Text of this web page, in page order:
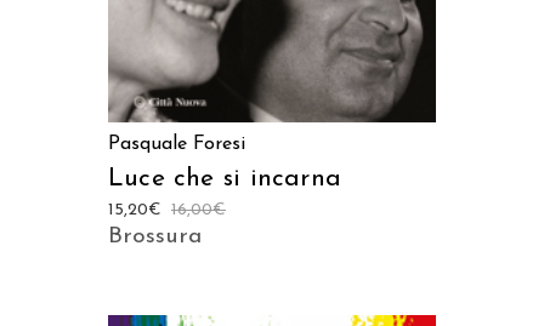
Pasquale Foresi
Luce che si incarna
16,00€
15,20€
Brossura